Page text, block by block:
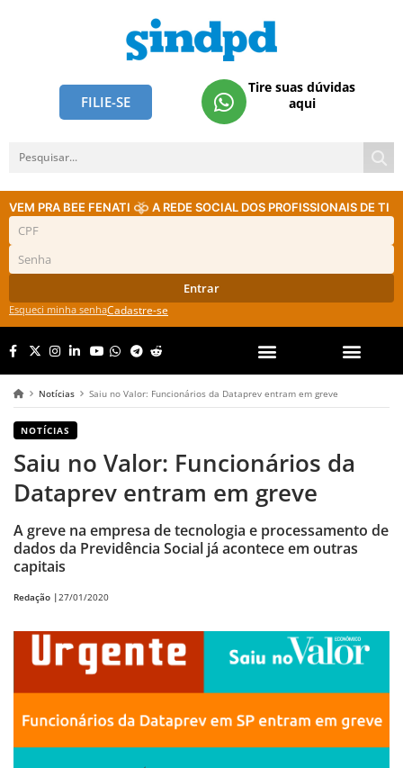
FILIE-SE
Tire suas dúvidas
aqui
VEM PRA BEE FENATI A REDE SOCIAL DOS PROFISSIONAIS DE TI
Entrar
Esqueci minha senhaCadastre-se
Notícias Saiu no Valor: Funcionários da Dataprev entram em greve
NOTÍCIAS
Saiu no Valor: Funcionários da
Dataprev entram em greve
A greve na empresa de tecnologia e processamento de
dados da Previdência Social já acontece em outras
capitais
Redação |27/01/2020